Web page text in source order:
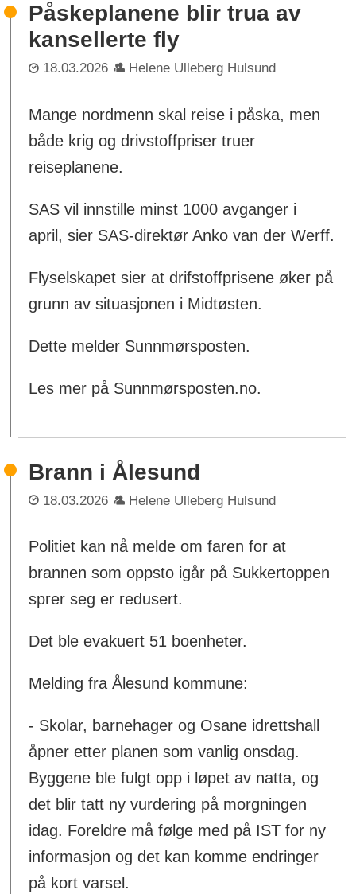
Påskeplanene blir trua av
kansellerte fly
18.03.2026 Helene Ulleberg Hulsund
Mange nordmenn skal reise i påska, men
både krig og drivstoffpriser truer
reiseplanene.
SAS vil innstille minst 1000 avganger i
april, sier SAS-direktør Anko van der Werff.
Flyselskapet sier at drifstoffprisene øker på
grunn av situasjonen i Midtøsten.
Dette melder Sunnmørsposten.
Les mer på Sunnmørsposten.no.
Brann i Ålesund
18.03.2026 Helene Ulleberg Hulsund
Politiet kan nå melde om faren for at
brannen som oppsto igår på Sukkertoppen
sprer seg er redusert.
Det ble evakuert 51 boenheter.
Melding fra Ålesund kommune:
- Skolar, barnehager og Osane idrettshall
åpner etter planen som vanlig onsdag.
Byggene ble fulgt opp i løpet av natta, og
det blir tatt ny vurdering på morgningen
idag. Foreldre må følge med på IST for ny
informasjon og det kan komme endringer
på kort varsel.